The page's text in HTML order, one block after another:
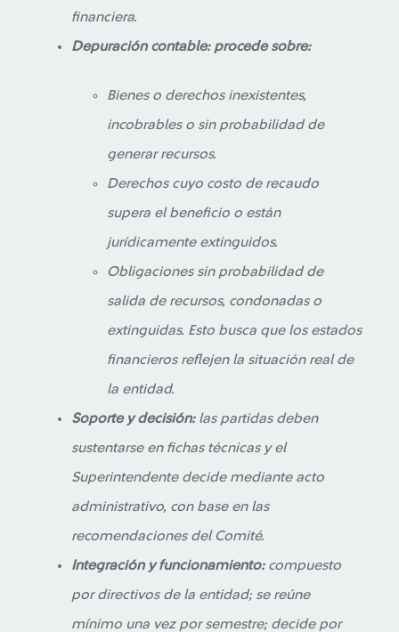
financiera.
Depuración contable: procede sobre:
Bienes o derechos inexistentes,
incobrables o sin probabilidad de
generar recursos.
Derechos cuyo costo de recaudo
supera el beneficio o están
jurídicamente extinguidos.
Obligaciones sin probabilidad de
salida de recursos, condonadas o
extinguidas. Esto busca que los estados
financieros reflejen la situación real de
la entidad.
Soporte y decisión: las partidas deben
sustentarse en fichas técnicas y el
Superintendente decide mediante acto
administrativo, con base en las
recomendaciones del Comité.
Integración y funcionamiento: compuesto
por directivos de la entidad; se reúne
mínimo una vez por semestre; decide por